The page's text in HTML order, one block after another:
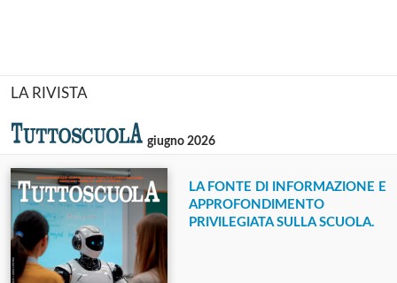
LA RIVISTA
giugno 2026
LA FONTE DI INFORMAZIONE E
APPROFONDIMENTO
PRIVILEGIATA SULLA SCUOLA.